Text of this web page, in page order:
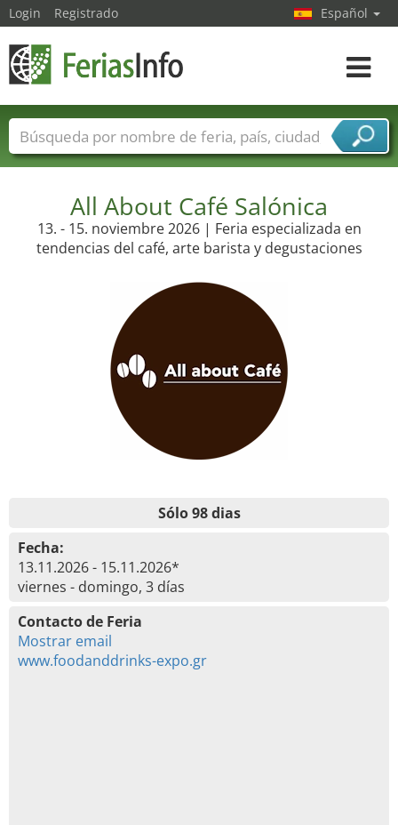
All About Café Salónica
13. - 15. noviembre 2026 | Feria especializada en
tendencias del café, arte barista y degustaciones
Sólo 98 dias
Fecha:
13.11.2026 - 15.11.2026*
viernes - domingo, 3 días
Contacto de Feria
Mostrar email
www.foodanddrinks-expo.gr
Login Registrado Español
toggle
Nombres de ferias Países
Ciudades
Sectores de proveedor de servicios